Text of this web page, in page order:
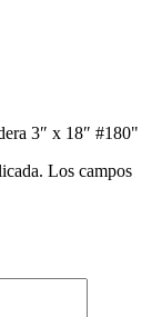
3″ x 18″ #180"
Los campos